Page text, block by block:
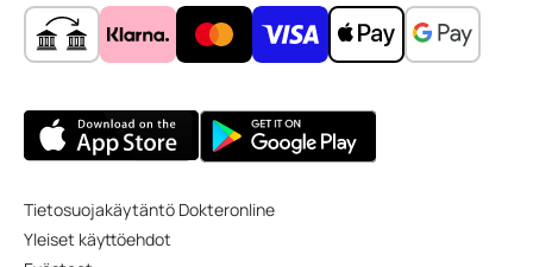
Tietosuojakäytäntö Dokteronline
Yleiset käyttöehdot